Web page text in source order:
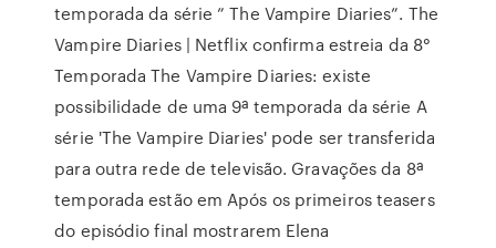
temporada da série ” The Vampire Diaries”. The
Vampire Diaries | Netflix confirma estreia da 8°
Temporada The Vampire Diaries: existe
possibilidade de uma 9ª temporada da série A
série 'The Vampire Diaries' pode ser transferida
para outra rede de televisão. Gravações da 8ª
temporada estão em Após os primeiros teasers
do episódio final mostrarem Elena